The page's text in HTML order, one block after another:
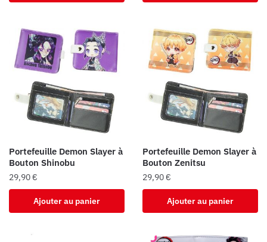
Portefeuille Demon Slayer à
Bouton Shinobu
29,90€
Ajouter au panier
Portefeuille Demon Slayer à
Bouton Zenitsu
29,90€
Ajouter au panier